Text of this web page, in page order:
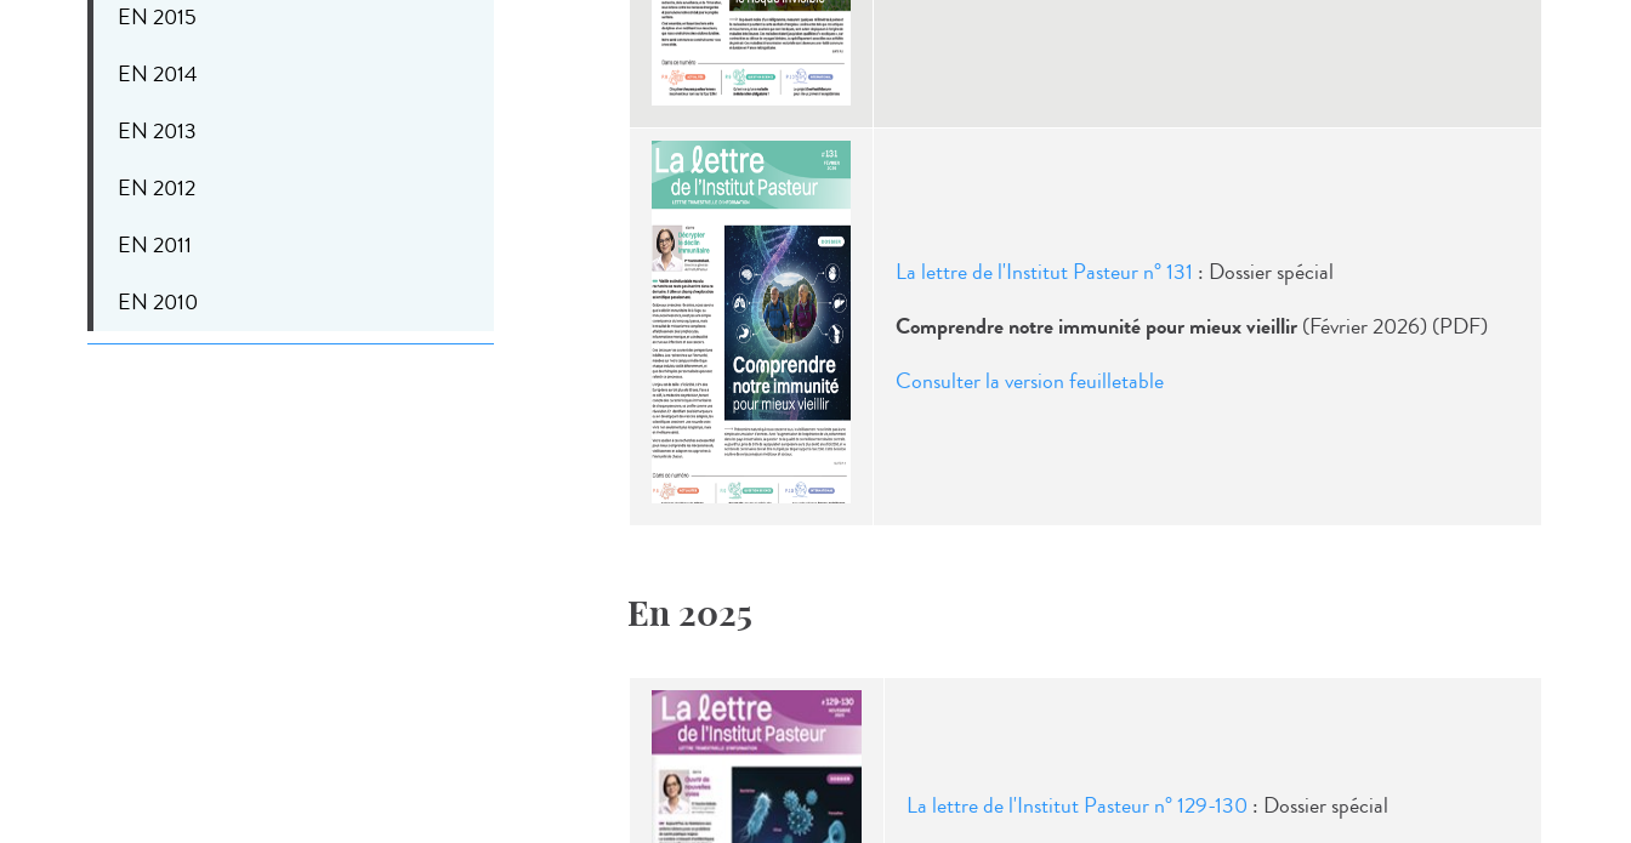
EN 2015
EN 2014
EN 2013
EN 2012
EN 2011
EN 2010
La lettre de l'Institut Pasteur n° 131 : Dossier spécial
Comprendre notre immunité pour mieux vieillir(Février 2026) (PDF)
Consulter la version feuilletable
En 2025
La lettre de l'Institut Pasteur n° 129-130 : Dossier spécial